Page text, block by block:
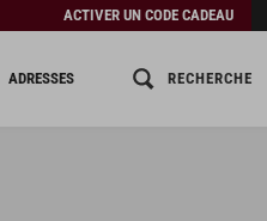
ACTIVER UN CODE CADEAU
ADRESSES RECHERCHE